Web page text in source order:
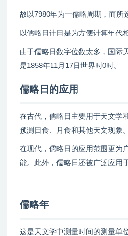
故以7980年为一儒略周期，而所
以儒略日计日是为方便计算年代
由于儒略日数字位数太多，国际
是1858年11月17日世界时0时。
儒略日的应用
在古代，儒略日主要用于天文学
预测日食、月食和其他天文现象
在现代，儒略日的应用范围更为
能。此外，儒略日还被广泛应用
儒略年
这是天文学中测量时间的测量单